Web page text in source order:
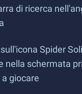
di ricerca
Spider
nella schermata
giocare